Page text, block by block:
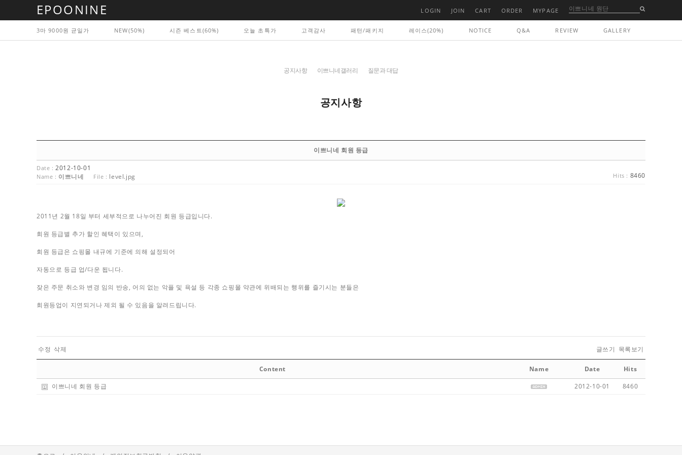
EPOONINE LOGIN JOIN CART ORDER MYPAGE
3마 9000원 균일가 NEW(50%) 시즌 베스트(60%) 오늘 초특가 고객감사 패턴/패키지 레이스(20%) NOTICE Q&A REVIEW GALLERY
공지사항 이쁘니네갤러리 질문과 대답
공지사항
이쁘니네 회원 등급
Date : 2012-10-01
Name : 이쁘니네 File : level.jpg Hits : 8460
2011년 2월 18일 부터 세부적으로 나누어진 회원 등급입니다.
회원 등급별 추가 할인 혜택이 있으며,
회원 등급은 쇼핑몰 내규에 기준에 의해 설정되어
자동으로 등급 업/다운 됩니다.
잦은 주문 취소와 변경 임의 반송, 어의 없는 악플 및 욕설 등 각종 쇼핑몰 약관에 위배되는 행위를 즐기시는 분들은
회원등업이 지연되거나 제외 될 수 있음을 알려드립니다.
수정 삭제 글쓰기 목록보기
Content Name Date
Hits
이쁘니네 회원 등급
2012-10-01 8460